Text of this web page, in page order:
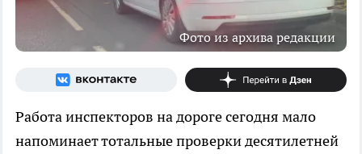
Фото из архива редакции
Работа инспекторов на дороге сегодня мало
напоминает тотальные проверки десятилетней